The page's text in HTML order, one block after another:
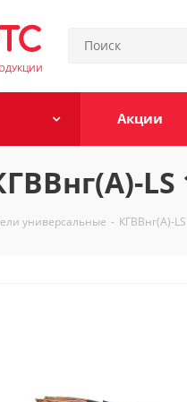
Акции
LS
универсальные - КГВВнг(А)-LS